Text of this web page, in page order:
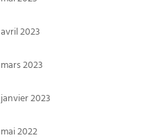
avril 2023
mars 2023
janvier 2023
mai 2022